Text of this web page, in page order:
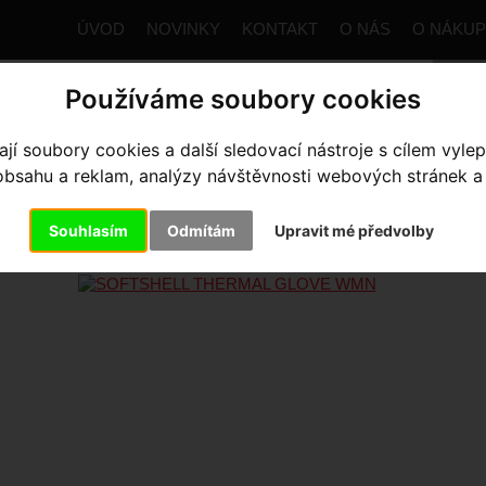
Používáme soubory cookies
soubory cookies a další sledovací nástroje s cílem
a reklam, analýzy návštěvnosti webových stránek
Souhlasím Odmítám Upravit mé předvolby
ÚVOD NOVINKY KONTAKT O NÁS O
Výbava pro jezdce SOFTSHELL THERMAL GLOVE
THERMAL GLOVE